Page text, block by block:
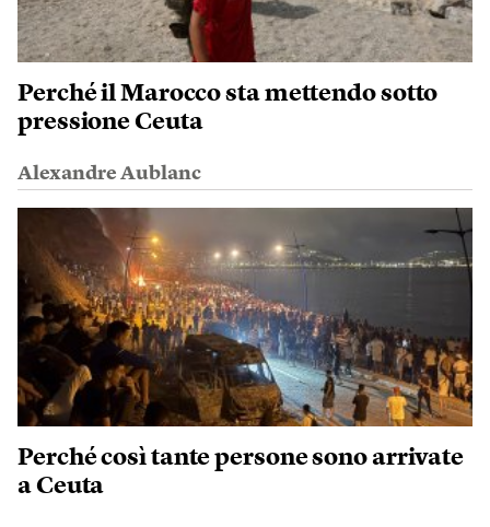
Perché il Marocco sta mettendo sotto
pressione Ceuta
Alexandre Aublanc
Perché così tante persone sono arrivate
a Ceuta